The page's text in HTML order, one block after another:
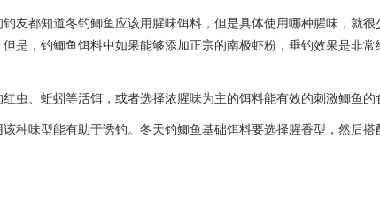
友都知道冬钓鲫鱼应该用腥味饵料，但是具体使用哪种腥味，就很
是，钓鲫鱼饵料中如果能够添加正宗的南极虾粉，垂钓效果是非常
虫、蚯蚓等活饵，或者选择浓腥味为主的饵料能有效的刺激鲫鱼的
种味型能有助于诱钓。冬天钓鲫鱼基础饵料要选择腥香型，然后搭